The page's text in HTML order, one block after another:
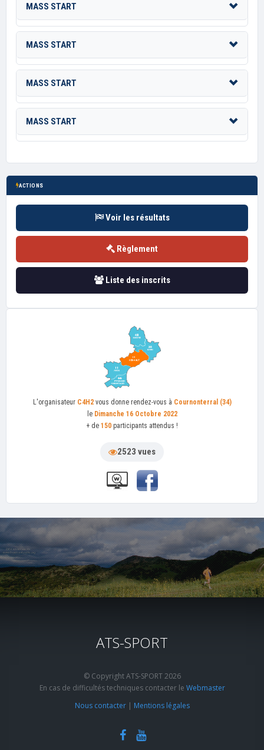
MASS START
MASS START
MASS START
MASS START
ACTIONS
Voir les résultats
Règlement
Liste des inscrits
L'organisateur C4H2vous donne rendez-vous à Cournonterral (34)
le Dimanche 16 Octobre 2022
+ de 150 participants attendus !
2523 vues
ATS-SPORT
© Copyright ATS-SPORT 2026
En cas de difficultés techniques contacter le Webmaster
Nous contacter| Mentions légales